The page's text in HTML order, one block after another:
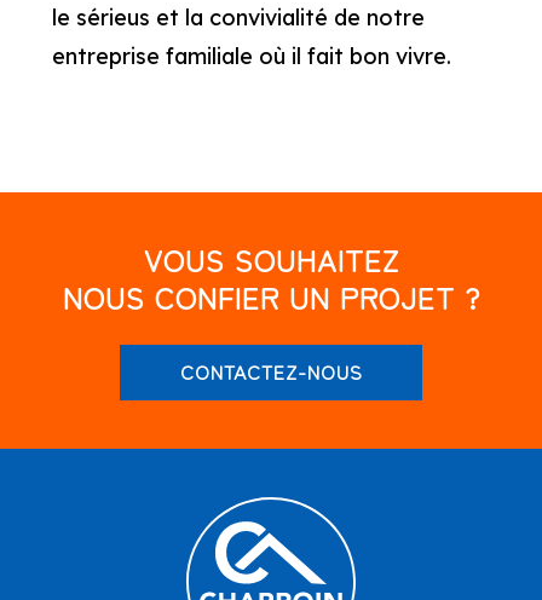
le sérieus et la convivialité de notre
entreprise familiale où il fait bon vivre.
VOUS SOUHAITEZ
NOUS CONFIER UN PROJET ?
CONTACTEZ-NOUS